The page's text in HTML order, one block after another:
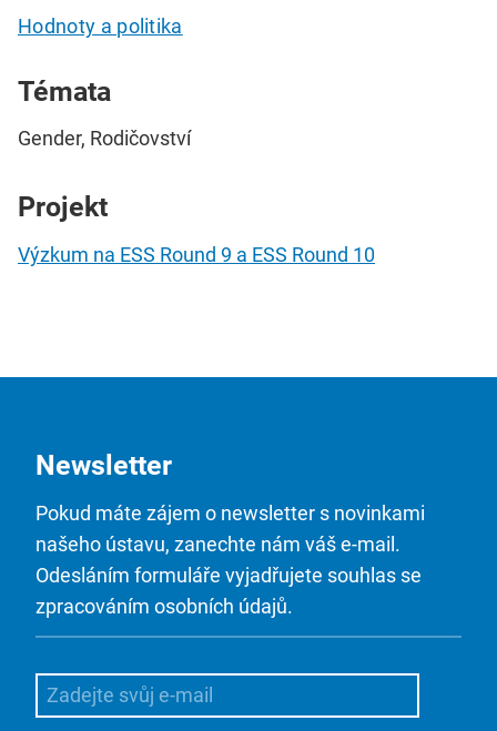
Hodnoty a politika
Témata
Gender, Rodičovství
Projekt
Výzkum na ESS Round 9 a ESS Round 10
Newsletter
Pokud máte zájem o newsletter s novinkami
našeho ústavu, zanechte nám váš e-mail.
Odesláním formuláře vyjadřujete souhlas se
zpracováním osobních údajů.